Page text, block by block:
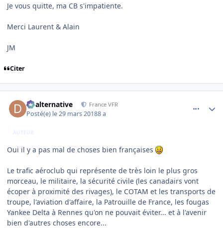
Je vous quitte, ma CB s'impatiente.
Merci Laurent & Alain
JM
Citer
dbalternative France VFR
Posté(e) le 29 mars 20188 a
AUTEUR
Oui il y a pas mal de choses bien françaises
Le trafic aéroclub qui représente de très loin le plus gros
morceau, le militaire, la sécurité civile (les canadairs vont
écoper à proximité des rivages), le COTAM et les transports de
troupe, l'aviation d'affaire, la Patrouille de France, les fougas
Yankee Delta à Rennes qu'on ne pouvait éviter... et à l'avenir
bien d'autres choses encore...